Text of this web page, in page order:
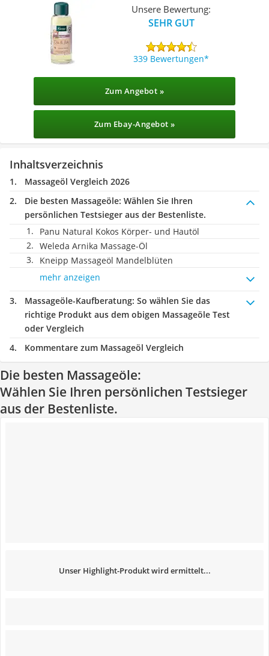
Unsere Bewertung:
SEHR GUT
339 Bewertungen
Zum Angebot »
Zum Ebay-Angebot »
Inhaltsverzeichnis
Massageöl Vergleich 2026
Die besten Massageöle: Wählen Sie Ihren
persönlichen Testsieger aus der Bestenliste.
Panu Natural Kokos Körper- und Hautöl
Weleda Arnika Massage-Öl
Kneipp Massageöl Mandelblüten
mehr anzeigen
Massageöle-Kaufberatung: So wählen Sie das
richtige Produkt aus dem obigen Massageöle Test
oder Vergleich
Kommentare zum Massageöl Vergleich
Die besten Massageöle:
Wählen Sie Ihren persönlichen Testsieger
aus der Bestenliste.
Unser Highlight-Produkt wird ermittelt...